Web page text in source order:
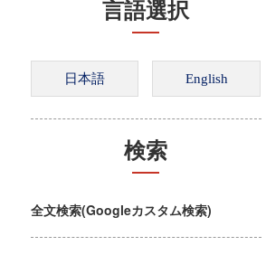
言語選択
検索
全文検索(Googleカスタム検索)